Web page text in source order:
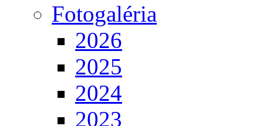
Fotogaléria
2026
2025
2024
2023